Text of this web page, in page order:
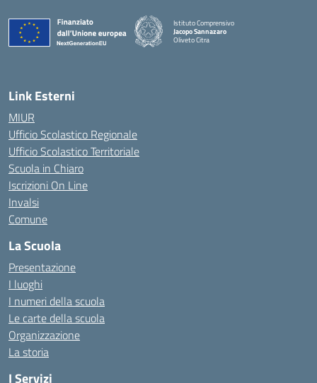
Istituto Comprensivo
Jacopo Sannazaro
Oliveto Citra
Link Esterni
MIUR
Ufficio Scolastico Regionale
Ufficio Scolastico Territoriale
Scuola in Chiaro
Iscrizioni On Line
Invalsi
Comune
La Scuola
Presentazione
I luoghi
I numeri della scuola
Le carte della scuola
Organizzazione
La storia
I Servizi